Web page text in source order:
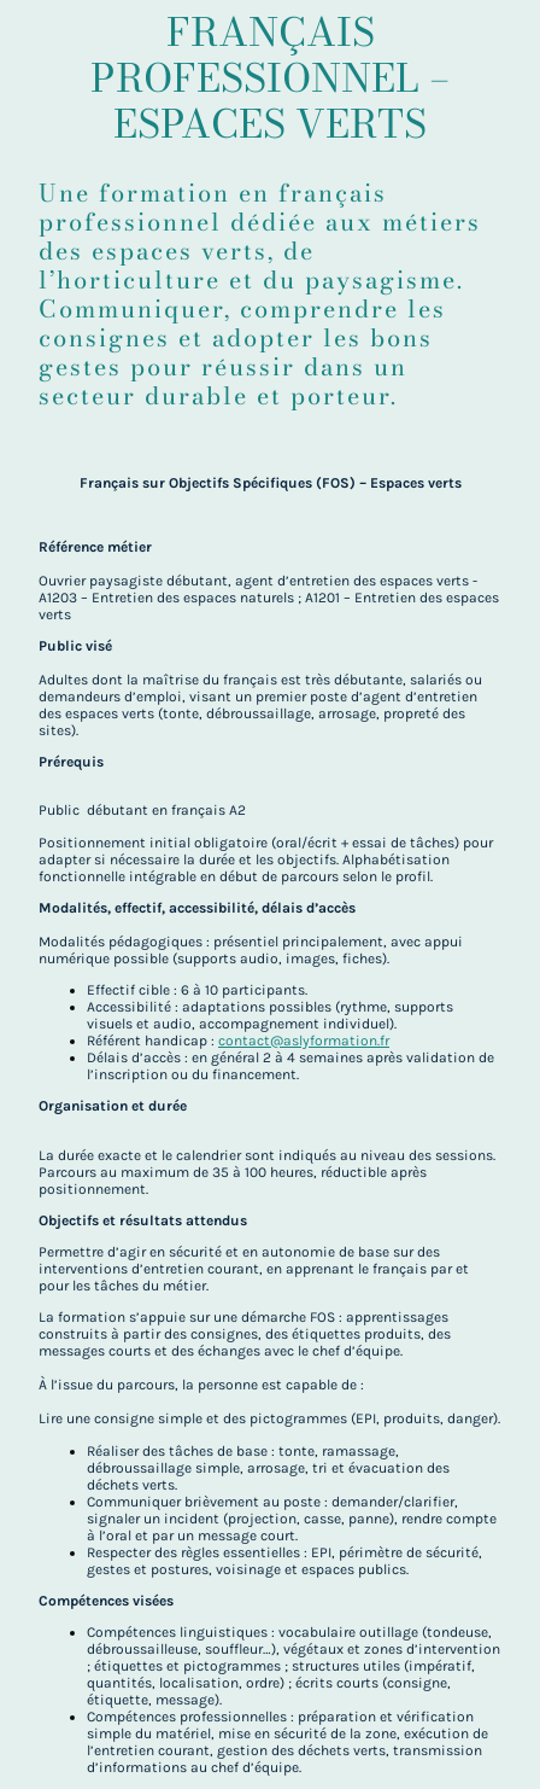
FRANÇAIS
PROFESSIONNEL –
ESPACES VERTS
Une formation en français
professionnel dédiée aux métiers
des espaces verts, de
l’horticulture et du paysagisme.
Communiquer, comprendre les
consignes et adopter les bons
gestes pour réussir dans un
secteur durable et porteur.
Français sur Objectifs Spécifiques (FOS) – Espaces verts
Référence métier
Ouvrier paysagiste débutant, agent d’entretien des espaces verts -
A1203 – Entretien des espaces naturels ; A1201 – Entretien des espaces
verts
Public visé
Adultes dont la maîtrise du français est très débutante, salariés ou
demandeurs d’emploi, visant un premier poste d’agent d’entretien
des espaces verts (tonte, débroussaillage, arrosage, propreté des
sites).
Prérequis
Public débutant en français A2
Positionnement initial obligatoire (oral/écrit + essai de tâches) pour
adapter si nécessaire la durée et les objectifs. Alphabétisation
fonctionnelle intégrable en début de parcours selon le profil.
Modalités, effectif, accessibilité, délais d’accès
Modalités pédagogiques : présentiel principalement, avec appui
numérique possible (supports audio, images, fiches).
Effectif cible : 6 à 10 participants.
Accessibilité : adaptations possibles (rythme, supports
visuels et audio, accompagnement individuel).
Référent handicap : contact@aslyformation.fr
Délais d’accès : en général 2 à 4 semaines après validation de
l’inscription ou du financement.
Organisation et durée
La durée exacte et le calendrier sont indiqués au niveau des sessions.
Parcours au maximum de 35 à 100 heures, réductible après
positionnement.
Objectifs et résultats attendus
Permettre d’agir en sécurité et en autonomie de base sur des
interventions d’entretien courant, en apprenant le français par et
pour les tâches du métier.
La formation s’appuie sur une démarche FOS : apprentissages
construits à partir des consignes, des étiquettes produits, des
messages courts et des échanges avec le chef d’équipe.
À l’issue du parcours, la personne est capable de :
Lire une consigne simple et des pictogrammes (EPI, produits, danger).
Réaliser des tâches de base : tonte, ramassage,
débroussaillage simple, arrosage, tri et évacuation des
déchets verts.
Communiquer brièvement au poste : demander/clarifier,
signaler un incident (projection, casse, panne), rendre compte
à l’oral et par un message court.
Respecter des règles essentielles : EPI, périmètre de sécurité,
gestes et postures, voisinage et espaces publics.
Compétences visées
Compétences linguistiques : vocabulaire outillage (tondeuse,
débroussailleuse, souffleur…), végétaux et zones d’intervention
; étiquettes et pictogrammes ; structures utiles (impératif,
quantités, localisation, ordre) ; écrits courts (consigne,
étiquette, message).
Compétences professionnelles : préparation et vérification
simple du matériel, mise en sécurité de la zone, exécution de
l’entretien courant, gestion des déchets verts, transmission
d’informations au chef d’équipe.